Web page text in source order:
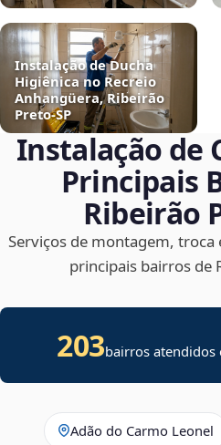
Instalação de Ducha
Higiênica no Recreio
Anhangüera, Ribeirão
Preto‑SP
Instalação de
Principais
Ribeirão
Serviços de montagem, troca
principais bairros de
203bairros atendidos
Adão do Carmo Leonel